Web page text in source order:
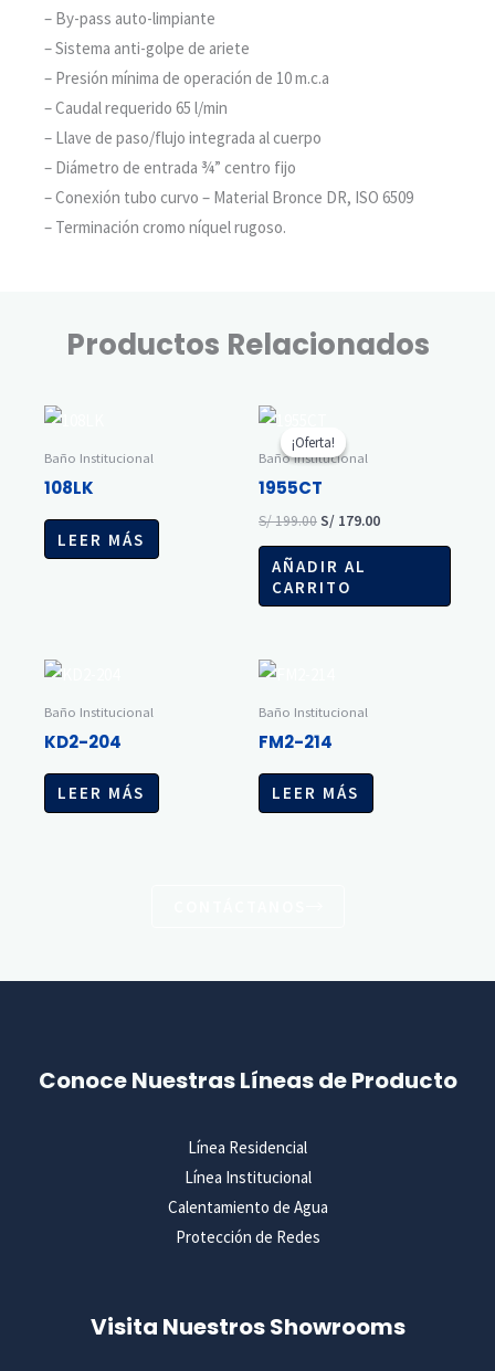
– By-pass auto-limpiante
– Sistema anti-golpe de ariete
– Presión mínima de operación de 10 m.c.a
– Caudal requerido 65 l/min
– Llave de paso/flujo integrada al cuerpo
– Diámetro de entrada ¾” centro fijo
– Conexión tubo curvo – Material Bronce DR, ISO 6509
– Terminación cromo níquel rugoso.
Productos Relacionados
Baño Institucional
108LK
LEER MÁS
¡Oferta!
¡Oferta!
Baño Institucional
1955CT
S/199.00
original
S/ 199.00.
S/ 179.00
AÑADIR AL
CARRITO
Baño Institucional
KD2-204
LEER MÁS
Baño Institucional
FM2-214
LEER MÁS
Conoce Nuestras Líneas de Producto
Línea Residencial
Línea Institucional
Calentamiento de Agua
Protección de Redes
Visita Nuestros Showrooms